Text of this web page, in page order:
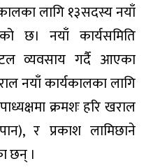
लागि १३सदस्य नयाँ
छ। नयाँ कार्यसमिति
व्यवसाय गर्दै आएका
नयाँ कार्यकालका लागि
क्रमशः हरि खराल
र प्रकाश लामिछाने
छन् ।